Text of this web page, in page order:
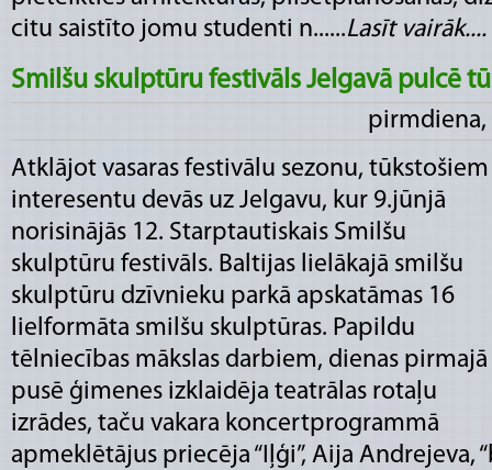
citu saistīto jomu studenti n......Lasīt vairāk....
Smilšu skulptūru festivāls Jelgavā pulcē
pirmdiena,
Atklājot vasaras festivālu sezonu, tūkstošiem
interesentu devās uz Jelgavu, kur 9.jūnjā
norisinājās 12. Starptautiskais Smilšu
skulptūru festivāls. Baltijas lielākajā smilšu
skulptūru dzīvnieku parkā apskatāmas 16
lielformāta smilšu skulptūras. Papildu
tēlniecības mākslas darbiem, dienas pirmajā
pusē ģimenes izklaidēja teatrālas rotaļu
izrādes, taču vakara koncertprogrammā
apmeklētājus priecēja “Iļģi”, Aija Andrejeva,